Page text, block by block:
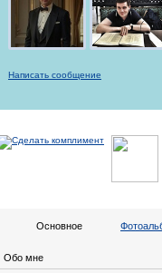
Написать сообщение
Основное
Обо мне